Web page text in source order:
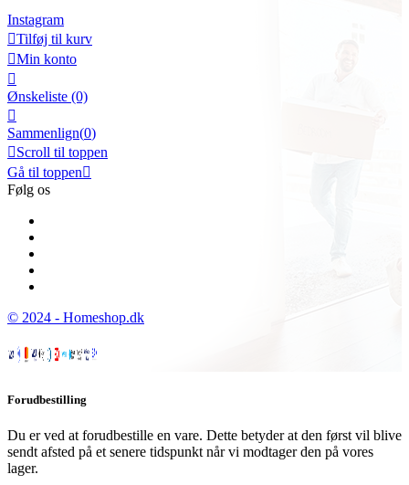
Instagram
Tilføj til kurv
Min konto

Ønskeliste (0)

Sammenlign(0)
Scroll til toppen
Gå til toppen
Følg os
© 2024 - Homeshop.dk
Forudbestilling
Du er ved at forudbestille en vare. Dette betyder at den først vil blive
sendt afsted på et senere tidspunkt når vi modtager den på vores
lager.